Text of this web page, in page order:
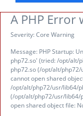
A PHP Error
Severity: Core Warning
Message: PHP Startup:
php72.so' (tried: /opt/alt/
php72.so (/opt/alt/
cannot open shared
/opt/alt/php72/usr/lib64/
(/opt/alt/php72/usr/lib64/
open shared object file: